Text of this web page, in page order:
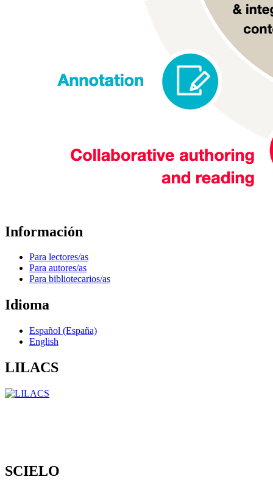
Información
Para lectores/as
Para autores/as
Para bibliotecarios/as
Idioma
Español (España)
English
LILACS
SCIELO